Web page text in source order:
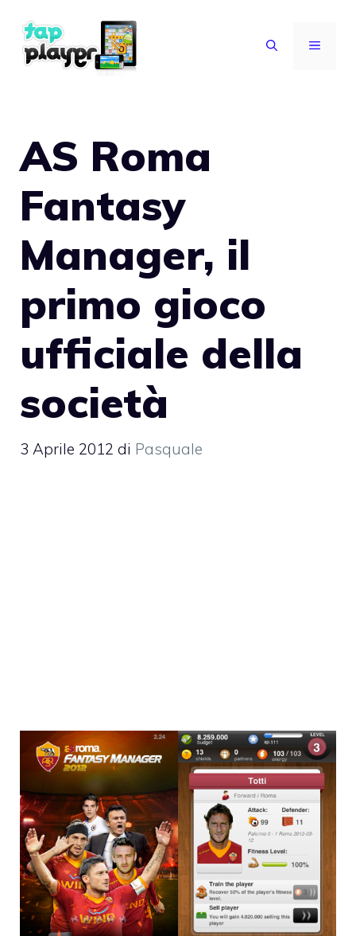
contenuto
MENU
AS Roma
Fantasy
Manager, il
primo gioco
ufficiale della
società
3 Aprile 2012 di Pasquale